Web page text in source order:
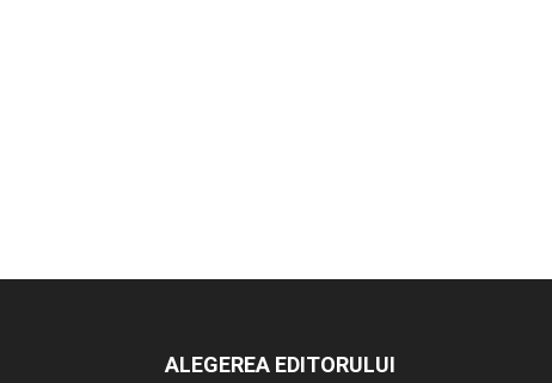
ALEGEREA EDITORULUI